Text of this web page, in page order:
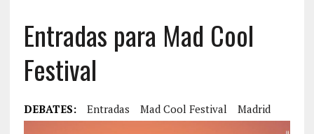
Entradas para Mad Cool
Festival
DEBATES: Entradas Mad Cool Festival Madrid